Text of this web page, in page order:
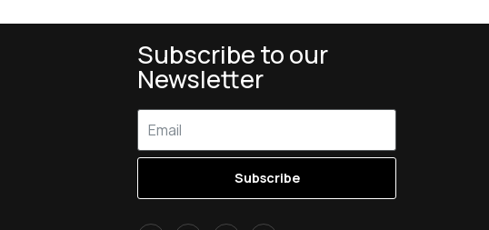
Subscribe to our
Newsletter
Subscribe